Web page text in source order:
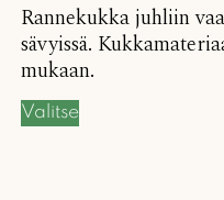
Rannekukka juhliin
sävyissä.
mukaan.
Valitse